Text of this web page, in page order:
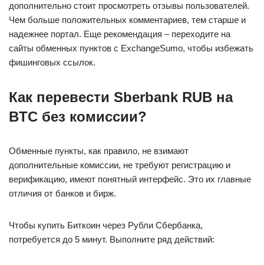
дополнительно стоит просмотреть отзывы пользователей.
Чем больше положительных комментариев, тем старше и
надежнее портал. Еще рекомендация – переходите на
сайты обменных пунктов с ExchangeSumo, чтобы избежать
фишинговых ссылок.
Как перевести Sberbank RUB на
BTC без комиссии?
Обменные пункты, как правило, не взимают
дополнительные комиссии, не требуют регистрацию и
верификацию, имеют понятный интерфейс. Это их главные
отличия от банков и бирж.
Чтобы купить Биткоин через Рубли Сбербанка,
потребуется до 5 минут. Выполните ряд действий: